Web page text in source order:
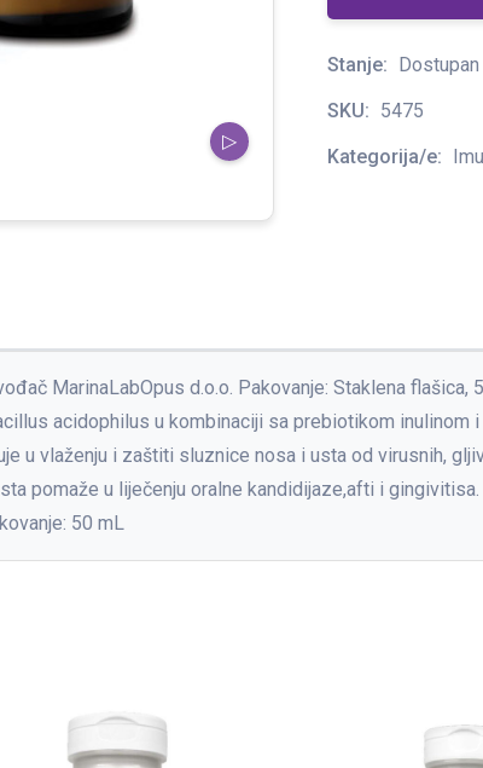
▷
Stanje: Dostupan
SKU: 5475
Kategorija/e:
MarinaLabOpus d.o.o. Pakovanje: Staklena
acidophilus u kombinaciji sa prebiotikom inulinom
u vlaženju i zaštiti sluznice nosa i usta od virusnih,
pomaže u liječenju oralne kandidijaze,afti i
50 mL